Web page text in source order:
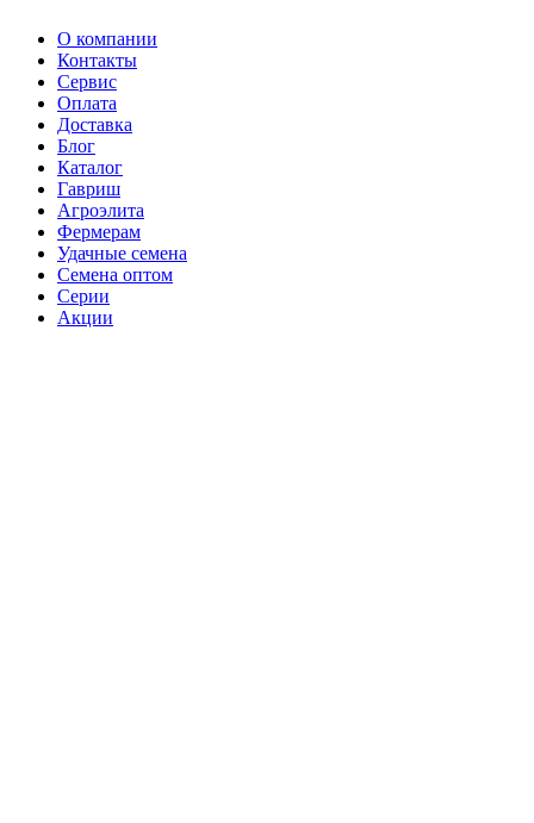
О компании
Контакты
Сервис
Оплата
Доставка
Блог
Каталог
Гавриш
Агроэлита
Фермерам
Удачные семена
Семена оптом
Серии
Акции